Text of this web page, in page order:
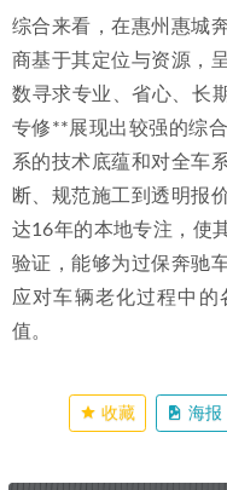
综合来看，在惠州惠城
商基于其定位与资源，
数寻求专业、省心、长
专修**展现出较强的综
系的技术底蕴和对全车
断、规范施工到透明报
达16年的本地专注，使
验证，能够为过保奔驰
应对车辆老化过程中的
值。
收藏 海报